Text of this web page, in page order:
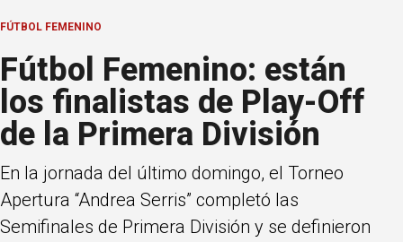
FÚTBOL FEMENINO
Fútbol Femenino: están
los finalistas de Play-Off
de la Primera División
En la jornada del último domingo, el Torneo
Apertura “Andrea Serris” completó las
Semifinales de Primera División y se definieron